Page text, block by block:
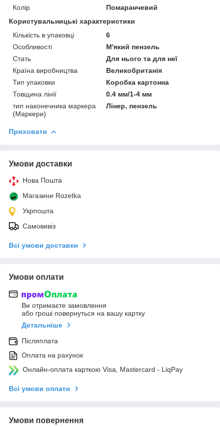
Колір
Помаранчевий
Користувальницькі характеристики
Кількість в упаковці
6
Особливості
М'який пензель
Стать
Для нього та для неї
Країна виробництва
Великобританія
Тип упаковки
Коробка картонна
Товщина лінії
0.4 мм/1-4 мм
тип наконечника маркера
(Маркери)
Лінер, пензель
Приховати
Умови доставки
Нова Пошта
Магазини Rozetka
Укрпошта
Самовивіз
Всі умови доставки
Умови оплати
Ви отримаєте замовлення
або гроші повернуться на вашу картку
Детальніше
Післяплата
Оплата на рахунок
Онлайн-оплата карткою Visa, Mastercard - LiqPay
Всі умови оплати
Умови повернення